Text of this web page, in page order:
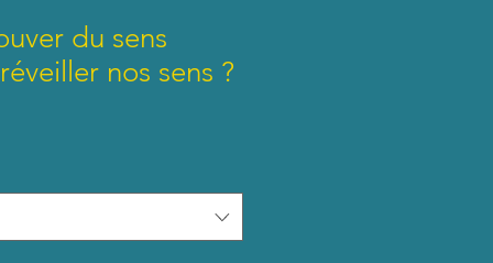
du sens
nos sens ?